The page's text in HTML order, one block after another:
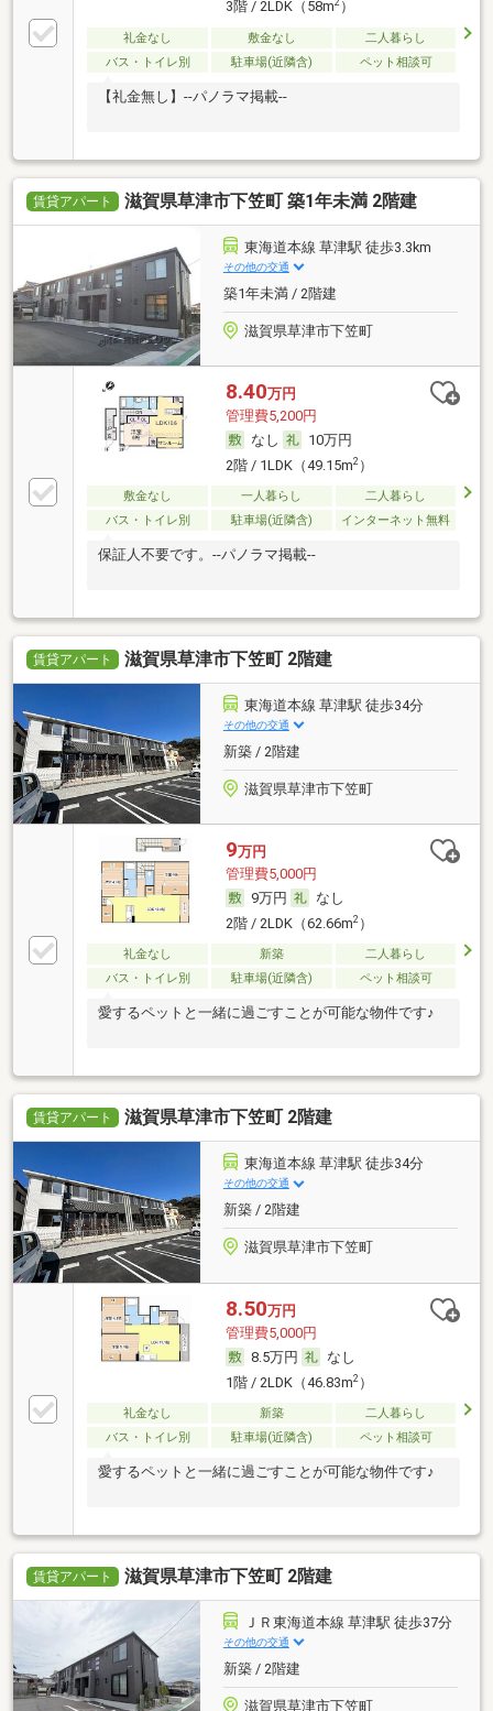
3階 / 2LDK（58m2）
礼金なし 敷金なし
二人暮らし
バス・トイレ別
駐車場(近隣含) ペット相談可
【礼金無し】--パノラマ掲載--
賃貸アパート 滋賀県草津市下笠町 築1年未満 2階建
東海道本線 草津駅 徒歩3.3km
その他の交通
築1年未満 / 2階建
滋賀県草津市下笠町
8.40万円
管理費5,200円
なし
10万円
2階 / 1LDK（49.15m2）
敷金なし 一人暮らし
二人暮らし
バス・トイレ別
駐車場(近隣含) インターネット無料
保証人不要です。--パノラマ掲載--
賃貸アパート 滋賀県草津市下笠町 2階建
東海道本線 草津駅 徒歩34分
その他の交通
新築 / 2階建
滋賀県草津市下笠町
9万円
管理費5,000円
9万円
なし
2階 / 2LDK（62.66m2）
礼金なし 新築
二人暮らし
バス・トイレ別
駐車場(近隣含) ペット相談可
愛するペットと一緒に過ごすことが可能な物件です♪
賃貸アパート 滋賀県草津市下笠町 2階建
東海道本線 草津駅 徒歩34分
その他の交通
新築 / 2階建
滋賀県草津市下笠町
8.50万円
管理費5,000円
8.5万円
なし
1階 / 2LDK（46.83m2）
礼金なし 新築
二人暮らし
バス・トイレ別
駐車場(近隣含) ペット相談可
愛するペットと一緒に過ごすことが可能な物件です♪
賃貸アパート 滋賀県草津市下笠町 2階建
ＪＲ東海道本線 草津駅 徒歩37分
その他の交通
新築 / 2階建
滋賀県草津市下笠町